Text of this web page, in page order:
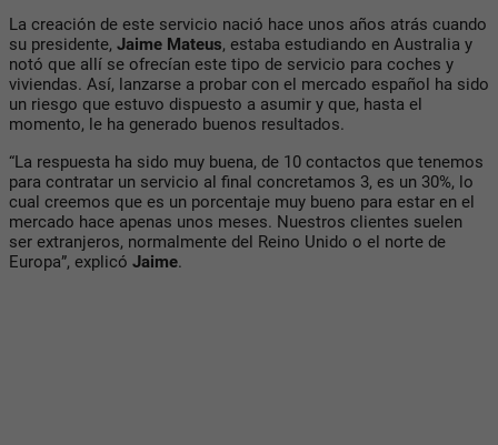
La creación de este servicio nació hace unos años atrás cuando
su presidente, Jaime Mateus, estaba estudiando en Australia y
notó que allí se ofrecían este tipo de servicio para coches y
viviendas. Así, lanzarse a probar con el mercado español ha sido
un riesgo que estuvo dispuesto a asumir y que, hasta el
momento, le ha generado buenos resultados.
“La respuesta ha sido muy buena, de 10 contactos que tenemos
para contratar un servicio al final concretamos 3, es un 30%, lo
cual creemos que es un porcentaje muy bueno para estar en el
mercado hace apenas unos meses. Nuestros clientes suelen
ser extranjeros, normalmente del Reino Unido o el norte de
Europa”, explicó Jaime.